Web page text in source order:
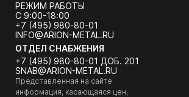
РЕЖИМ РАБОТЫ
С 9:00-18:00
+7 (495) 980-80-01
INFO@ARION-METAL.RU
ОТДЕЛ СНАБЖЕНИЯ
+7 (495) 980-80-01 ДОБ. 201
SNAB@ARION-METAL.RU
Представленная на сайте
информация, касающаяся цен,